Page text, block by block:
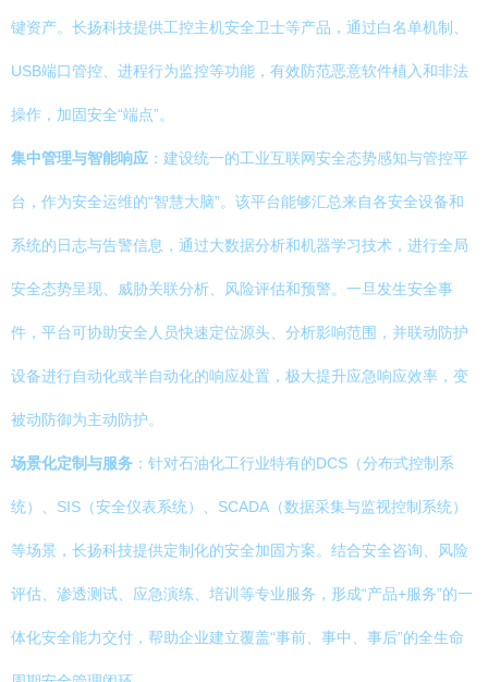
键资产。长扬科技提供工控主机安全卫士等产品，通过白名单机制、
USB端口管控、进程行为监控等功能，有效防范恶意软件植入和非法
操作，加固安全“端点”。
集中管理与智能响应 ：建设统一的工业互联网安全态势感知与管控平
台，作为安全运维的“智慧大脑”。该平台能够汇总来自各安全设备和
系统的日志与告警信息，通过大数据分析和机器学习技术，进行全局
安全态势呈现、威胁关联分析、风险评估和预警。一旦发生安全事
件，平台可协助安全人员快速定位源头、分析影响范围，并联动防护
设备进行自动化或半自动化的响应处置，极大提升应急响应效率，变
被动防御为主动防护。
场景化定制与服务 ：针对石油化工行业特有的DCS（分布式控制系
统）、SIS（安全仪表系统）、SCADA（数据采集与监视控制系统）
等场景，长扬科技提供定制化的安全加固方案。结合安全咨询、风险
评估、渗透测试、应急演练、培训等专业服务，形成“产品+服务”的一
体化安全能力交付，帮助企业建立覆盖“事前、事中、事后”的全生命